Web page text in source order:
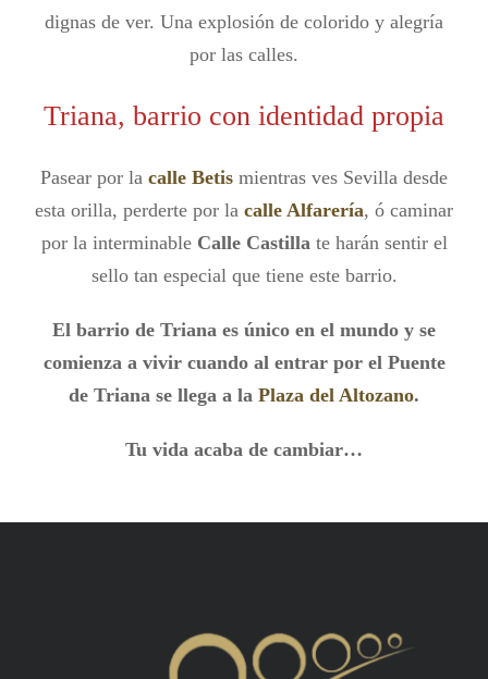
dignas de ver. Una explosión de colorido y alegría
por las calles.
Triana, barrio con identidad propia
Pasear por la calle Betis mientras ves Sevilla desde
esta orilla, perderte por la calle Alfarería, ó caminar
por la interminable Calle Castilla te harán sentir el
sello tan especial que tiene este barrio.
El barrio de Triana es único en el mundo y se
comienza a vivir cuando al entrar por el Puente
de Triana se llega a la Plaza del Altozano.
Tu vida acaba de cambiar…